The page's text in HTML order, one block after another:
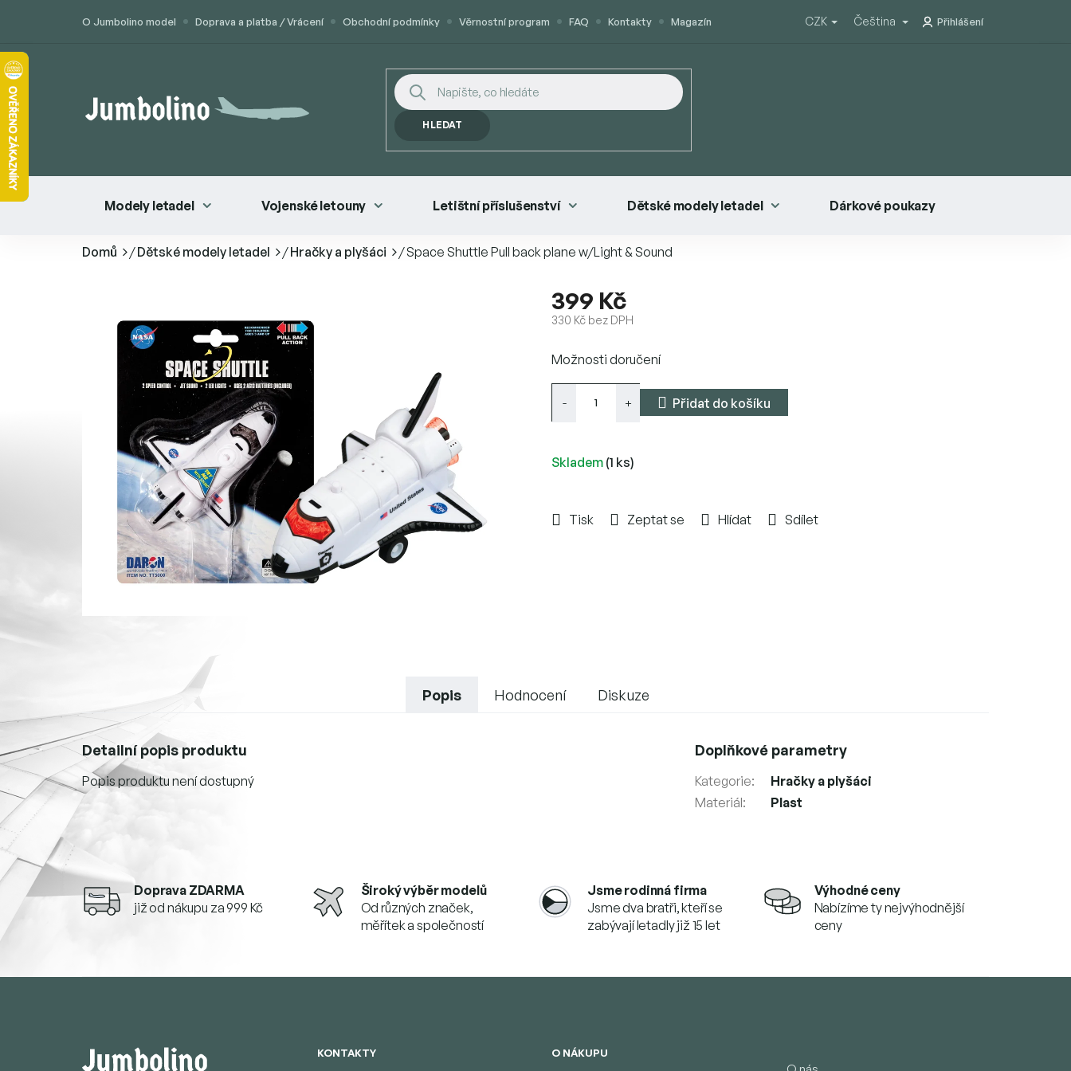
O Jumbolino model Doprava a platba / Vrácení Obchodní podmínky Věrnostní program FAQ Kontakty Magazín CZK Čeština Přihlášení
HLEDAT
Modely letadel Vojenské letouny Letištní příslušenství Dětské modely letadel Dárkové poukazy
Domů /Dětské modely letadel /Hračky a plyšáci /Space Shuttle Pull back plane w/Light & Sound
399 Kč
330 Kč bez DPH
cena:
Skladem (1 ks)
Možnosti doručení
Přidat do košíku
Tisk Zeptat se Hlídat Sdílet
Doprava ZDARMA
již od nákupu za 999 Kč
Široký výběr modelů
Od různých značek,
měřítek a společností
Jsme rodinná firma
Jsme dva bratři, kteří se
zabývají letadly již 15 let
Výhodné ceny
Nabízíme ty nejvýhodnější
ceny
Popis Hodnocení Diskuze
Detailní popis produktu
Popis produktu není dostupný
Doplňkové parametry
Kategorie:
Hračky a plyšáci
Materiál: Plast
KONTAKTY O NÁKUPU